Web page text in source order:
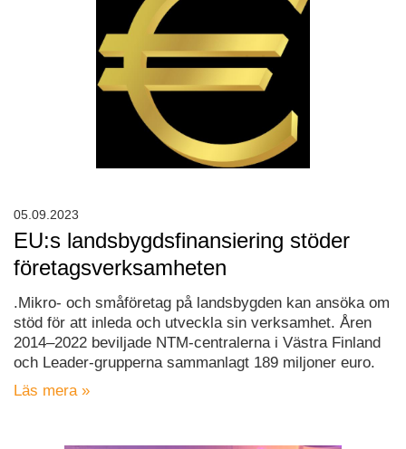
EU:s landsbygdsfinansiering stöder
företagsverksamheten
.Mikro- och småföretag på landsbygden kan ansöka om
stöd för att inleda och utveckla sin verksamhet. Åren
2014–2022 beviljade NTM-centralerna i Västra Finland
och Leader-grupperna sammanlagt 189 miljoner euro.
Läs mera »
05.09.2023